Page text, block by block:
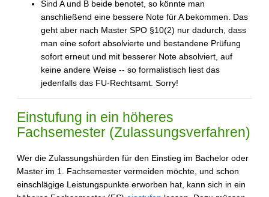
Sind A und B beide benotet, so könnte man
anschließend eine bessere Note für A bekommen. Das
geht aber nach Master SPO §10(2) nur dadurch, dass
man eine sofort absolvierte und bestandene Prüfung
sofort erneut und mit besserer Note absolviert, auf
keine andere Weise -- so formalistisch liest das
jedenfalls das FU-Rechtsamt. Sorry!
Einstufung in ein höheres
Fachsemester (Zulassungsverfahren)
Wer die Zulassungshürden für den Einstieg im Bachelor oder
Master im 1. Fachsemester vermeiden möchte, und schon
einschlägige Leistungspunkte erworben hat, kann sich in ein